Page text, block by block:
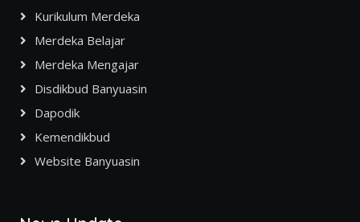
Kurikulum Merdeka
Merdeka Belajar
Merdeka Mengajar
Disdikbud Banyuasin
Dapodik
Kemendikbud
Website Banyuasin